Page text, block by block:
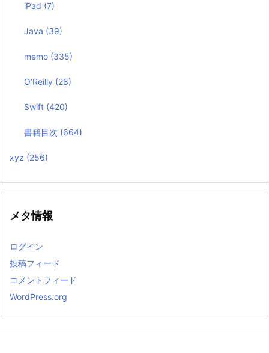
iPad (7)
Java (39)
memo (335)
O’Reilly (28)
Swift (420)
書籍目次 (664)
xyz (256)
メタ情報
ログイン
投稿フィード
コメントフィード
WordPress.org